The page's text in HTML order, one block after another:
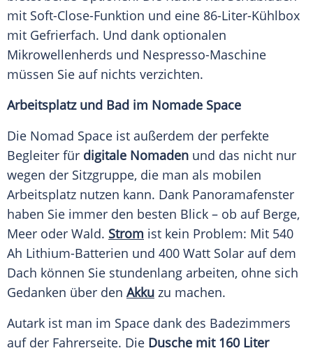
mit Soft-Close-Funktion und eine 86-Liter-Kühlbox
mit Gefrierfach. Und dank optionalen
Mikrowellenherds und Nespresso-Maschine
müssen Sie auf nichts verzichten.
Arbeitsplatz und Bad im Nomade Space
Die Nomad Space ist außerdem der perfekte
Begleiter für digitale Nomaden und das nicht nur
wegen der Sitzgruppe, die man als mobilen
Arbeitsplatz nutzen kann. Dank Panoramafenster
haben Sie immer den besten Blick – ob auf Berge,
Meer oder Wald. Strom ist kein Problem: Mit 540
Ah Lithium-Batterien und 400 Watt Solar auf dem
Dach können Sie stundenlang arbeiten, ohne sich
Gedanken über den Akku zu machen.
Autark ist man im Space dank des Badezimmers
auf der Fahrerseite. Die Dusche mit 160 Liter